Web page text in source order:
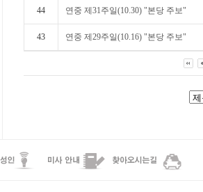
44 연중 제31주일(10.30) "본당 주보"
43 연중 제29주일(10.16) "본당 주보"